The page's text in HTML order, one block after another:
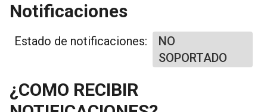
Notificaciones
Estado de notificaciones:
NO
SOPORTADO
¿COMO RECIBIR